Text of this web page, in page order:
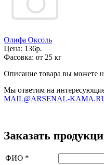
Олифа Оксоль
Цена: 136р.
Фасовка: от 25 кг
Описание товара вы можете
Мы ответим на
MAIL@ARSENAL-
Заказать
ФИО *